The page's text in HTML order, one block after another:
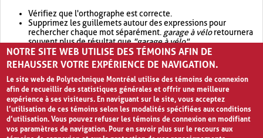
Vérifiez que l'orthographe est correcte.
Supprimez les guillemets autour des expressions pour
rechercher chaque mot séparément. garage à véloretournera
souvent plus de résultat que"garage à vélo".
Envisagez d'élargir votre recherche avec OR.garage OR vélo
retournera souvent plus de résultat quegarage à vélo
NOTRE SITE WEB UTILISE DES TÉMOINS AFIN DE
REHAUSSER VOTRE EXPÉRIENCE DE NAVIGATION.
Le site web de Polytechnique Montréal utilise des témoins de connexion
afin de recueillir des statistiques générales et offrir une meilleure
expérience à ses visiteurs. En naviguant sur le site, vous acceptez
l’utilisation de ces témoins selon les modalités spécifiées aux conditions
d’utilisation. Vous pouvez refuser les témoins de connexion en modifiant
vos paramètres de navigation. Pour en savoir plus sur le recours aux